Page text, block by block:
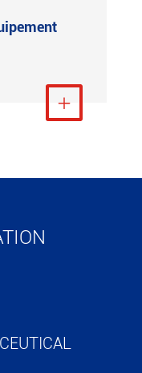
Voir plus
